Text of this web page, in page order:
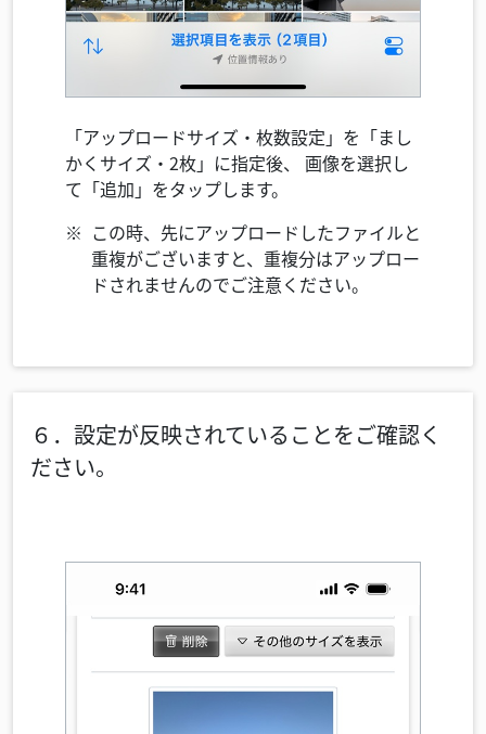
「アップロードサイズ・枚数設定」を「まし
かくサイズ・2枚」に指定後、 画像を選択し
て「追加」をタップします。
この時、先にアップロードしたファイルと
重複がございますと、重複分はアップロー
ドされませんのでご注意ください。
６．設定が反映されていることをご確認く
ださい。